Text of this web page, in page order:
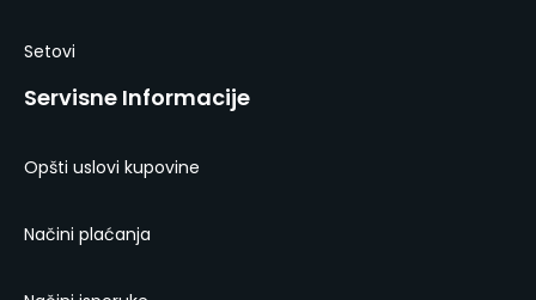
Setovi
Servisne Informacije
Opšti uslovi kupovine
Načini plaćanja